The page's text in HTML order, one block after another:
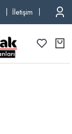
İletişim TEL: